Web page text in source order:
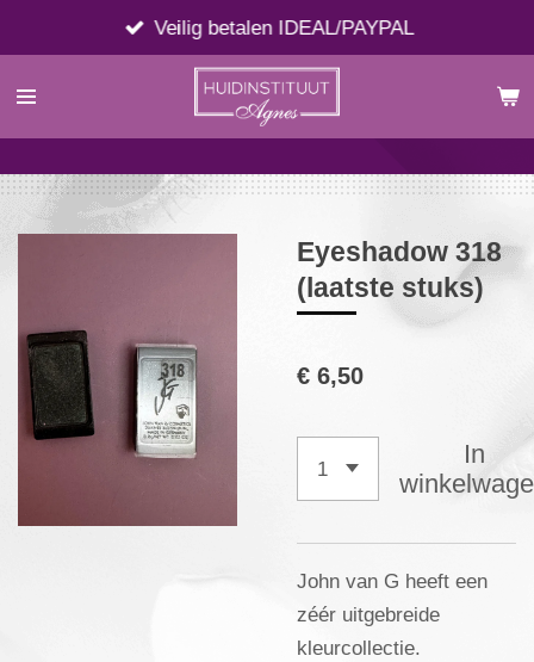
direct
naar
Veilig betalen IDEAL/PAYPAL
Eyeshadow 318
(laatste stuks)
€ 6,50
In
John van G heeft een
zéér uitgebreide
kleurcollectie.